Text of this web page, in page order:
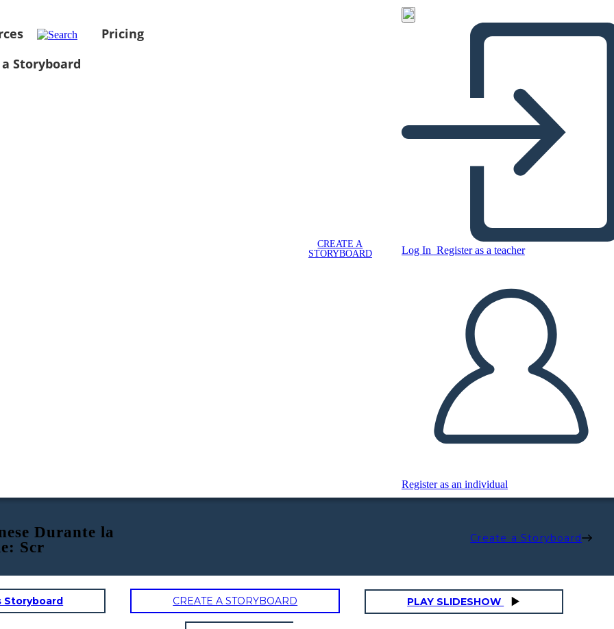
Pricing
Storyboard
CREATE A
STORYBOARD
Log In Register as a teacher
Register as an individual
Durante la
Scr
Create a Storyboard
Storyboard CREATE A STORYBOARD PLAY SLIDESHOW